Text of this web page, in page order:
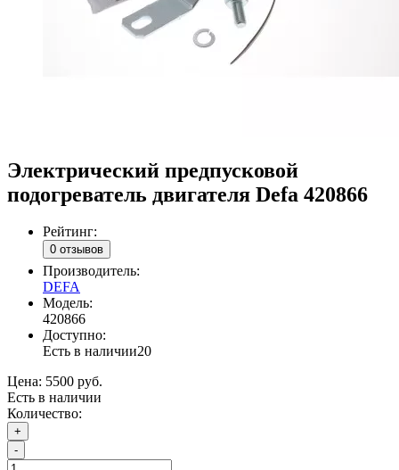
Электрический предпусковой
подогреватель двигателя Defa 420866
Рейтинг:
0 отзывов
Производитель:
DEFA
Модель:
420866
Доступно:
Есть в наличии20
Цена: 5500 руб.
Есть в наличии
Количество:
+
-